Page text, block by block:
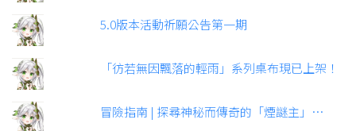
5.0版本活動祈願公告第一期
「彷若無因飄落的輕雨」系列桌布現已上架！
冒險指南 | 探尋神秘而傳奇的「煙謎主」…